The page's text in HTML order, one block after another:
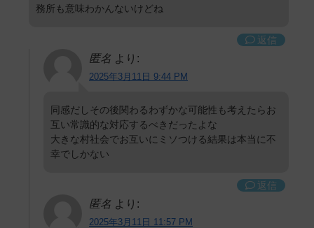
務所も意味わかんないけどね
返信
匿名 より:
2025年3月11日 9:44 PM
同感だしその後関わるわずかな可能性も考えたらお
互い常識的な対応するべきだったよな
大きな村社会でお互いにミソつける結果は本当に不
幸でしかない
返信
匿名 より:
2025年3月11日 11:57 PM